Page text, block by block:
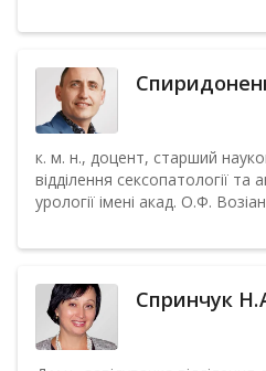
к. м. н., доцент, старший
відділення сексопатології та
урології імені акад. О.Ф.
Спринчук Н.